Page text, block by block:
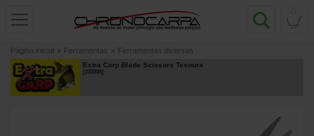
Página inicial » Ferramentas » Ferramentas diversas
Extra Carp Blade Scissors Tesoura
[233305]